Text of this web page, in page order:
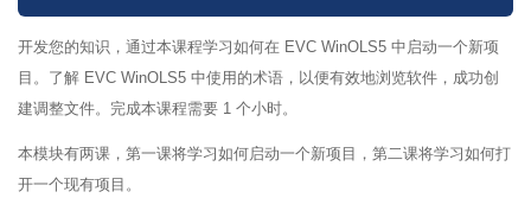
开发您的知识，通过本课程学习如何在 EVC WinOLS5 中启动一个新项
目。了解 EVC WinOLS5 中使用的术语，以便有效地浏览软件，成功创
建调整文件。完成本课程需要 1 个小时。
本模块有两课，第一课将学习如何启动一个新项目，第二课将学习如何打
开一个现有项目。